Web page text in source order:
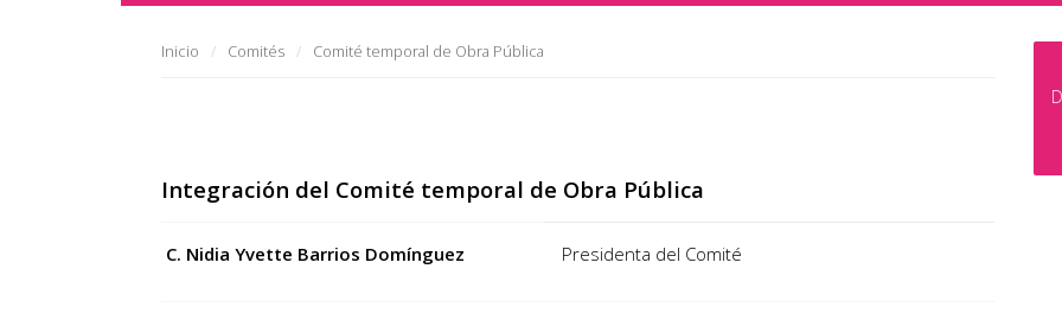
Inicio Comités Comité temporal de Obra Pública
Integración del Comité temporal de Obra Pública
C. Nidia Yvette Barrios Domínguez Presidenta del Comité